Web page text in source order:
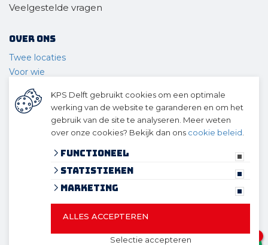
Veelgestelde vragen
Over ons
Twee locaties
Voor wie
Ons team
Geschiedenis
© 2026 KPS Delft
algemene voorwaarden
KPS Delft gebruikt cookies om een optimale
werking van de website te garanderen en om het
gebruik van de site te analyseren. Meer weten
over onze cookies? Bekijk dan ons cookie beleid
Functioneel
Statistieken
Marketing
Selectie accepteren
ALLES ACCEPTEREN